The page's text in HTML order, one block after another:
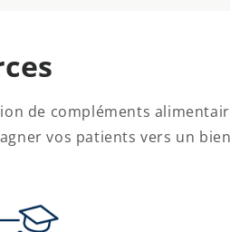
de compléments
vos patients vers un